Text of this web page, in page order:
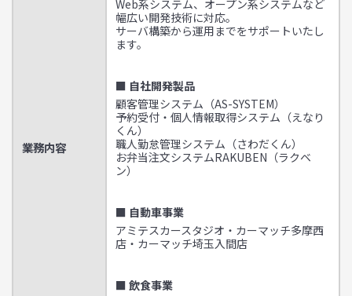
業務内容
Web系システム、オープン系システムなど
幅広い開発技術に対応。
サーバ構築から運用までをサポートいたし
ます。
■ 自社開発製品
顧客管理システム（AS-SYSTEM）
予約受付・個人情報取得システム（えなり
くん）
職人勤怠管理システム（さわだくん）
お弁当注文システムRAKUBEN（ラクベ
ン）
■ 自動車事業
アミテスカースタジオ・カーマッチ多摩西
店・カーマッチ埼玉入間店
■ 飲食事業